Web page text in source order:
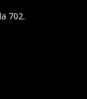
702.